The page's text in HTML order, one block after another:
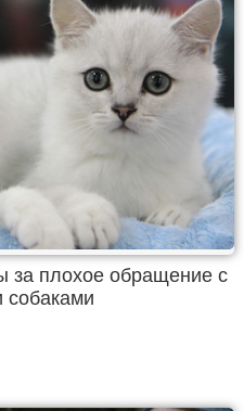
за плохое обращение с
собаками